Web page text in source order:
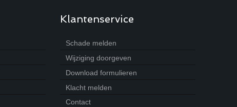
Klantenservice
Schade melden
Wijziging doorgeven
Download formulieren
Klacht melden
Contact